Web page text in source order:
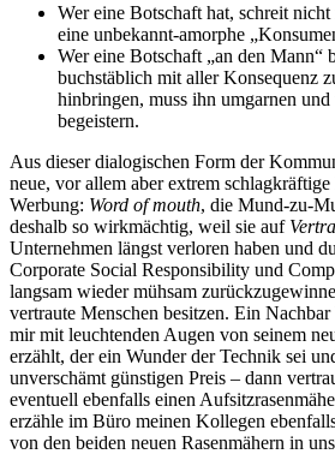
Wer eine Botschaft hat, schreit
eine unbekannt-amorphe
Wer eine Botschaft „an den Mann“
buchstäblich mit aller Konsequenz
hinbringen, muss ihn umgarnen und
begeistern.
Aus dieser dialogischen Form der
neue, vor allem aber extrem
Werbung: Word of mouth, die Mund-zu-
deshalb so wirkmächtig, weil sie auf
Unternehmen längst verloren haben und
Corporate Social Responsibility und
langsam wieder mühsam
vertraute Menschen besitzen. Ein
mir mit leuchtenden Augen von seinem
erzählt, der ein Wunder der Technik sei
unverschämt günstigen Preis – dann
eventuell ebenfalls einen
erzähle im Büro meinen Kollegen
von den beiden neuen Rasenmähern in